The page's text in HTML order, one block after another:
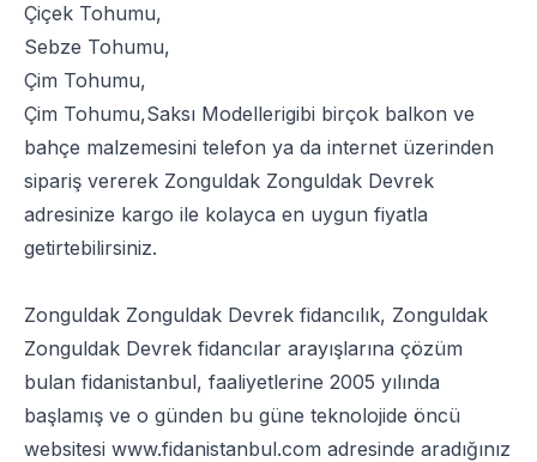
Çiçek Tohumu,
Sebze Tohumu,
Çim Tohumu,
Çim Tohumu,Saksı Modellerigibi birçok balkon ve
bahçe malzemesini telefon ya da internet üzerinden
sipariş vererek Zonguldak Zonguldak Devrek
adresinize kargo ile kolayca en uygun fiyatla
getirtebilirsiniz.
Zonguldak Zonguldak Devrek fidancılık, Zonguldak
Zonguldak Devrek fidancılar arayışlarına çözüm
bulan fidanistanbul, faaliyetlerine 2005 yılında
başlamış ve o günden bu güne teknolojide öncü
websitesi www.fidanistanbul.com adresinde aradığınız